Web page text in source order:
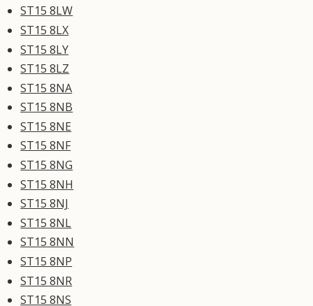
ST15 8LW
ST15 8LX
ST15 8LY
ST15 8LZ
ST15 8NA
ST15 8NB
ST15 8NE
ST15 8NF
ST15 8NG
ST15 8NH
ST15 8NJ
ST15 8NL
ST15 8NN
ST15 8NP
ST15 8NR
ST15 8NS